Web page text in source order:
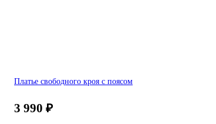
Платье свободного кроя с поясом
3 990 ₽